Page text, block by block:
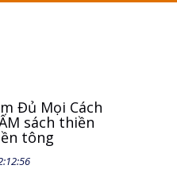
Đủ Mọi Cách
sách thiền
tông